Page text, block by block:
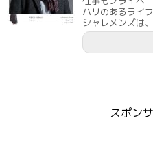
ハリのあるライ
シャレメンズは
スポン